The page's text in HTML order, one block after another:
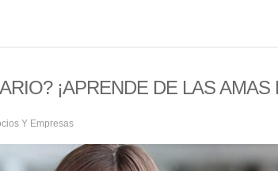
¡APRENDE DE LAS AMAS
Y Empresas